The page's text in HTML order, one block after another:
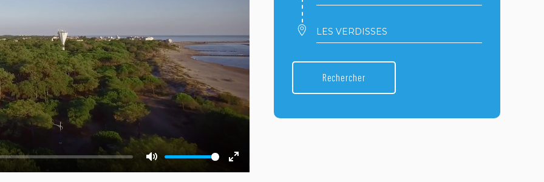
Mute
Enter
:Votre
point
Rechercher